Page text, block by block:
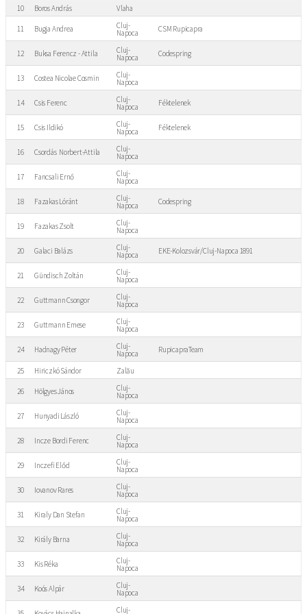
10 Boros András Vlaha
11 Bugja Andrea Cluj-
Napoca CSM Rupicapra
12 Buksa Ferencz - Attila Cluj-
Napoca Codespring
13 Costea Nicolae Cosmin Cluj-
Napoca
14 Csis Ferenc Cluj-
Napoca Féktelenek
15 Csis Ildikó Cluj-
Napoca Féktelenek
16 Csordás Norbert-Attila Cluj-
Napoca
17 Fancsali Ernő Cluj-
Napoca
18 Fazakas Lóránt Cluj-
Napoca Codespring
19 Fazakas Zsolt Cluj-
Napoca
20 Galaci Balázs Cluj-
Napoca EKE-Kolozsvár/Cluj-Napoca 1891
21 Gündisch Zoltán Cluj-
Napoca
22 Guttmann Csongor Cluj-
Napoca
23 Guttmann Emese Cluj-
Napoca
24 Hadnagy Péter Cluj-
Napoca RupicapraTeam
25 Hiriczkó Sándor Zalău
26 Hölgyes János Cluj-
Napoca
27 Hunyadi László Cluj-
Napoca
28 Incze Bordi Ferenc Cluj-
Napoca
29 Inczefi Előd Cluj-
Napoca
30 Iovanov Rares Cluj-
Napoca
31 Kiraly Dan Stefan Cluj-
Napoca
32 Király Barna Cluj-
Napoca
33 Kis Réka Cluj-
Napoca
34 Koós Alpár Cluj-
Napoca
Cluj-